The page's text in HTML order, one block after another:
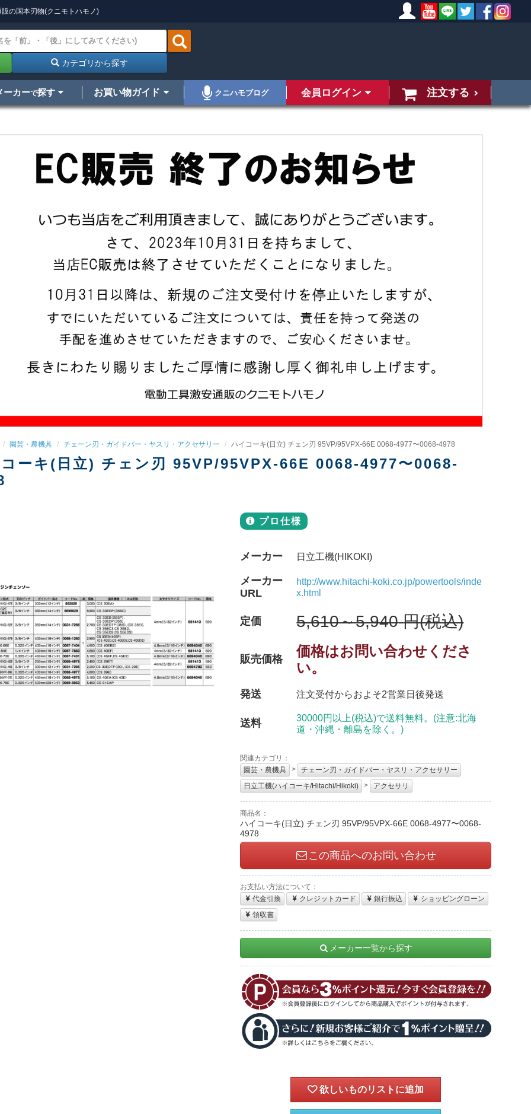
の国本刃物(クニモトハモノ)
カテゴリから探す
ーカーで探す お買い物ガイド クニハモブログ 会員ログイン 注文する
園芸・農機具 チェーン刃・ガイドバー・ヤスリ・アクセサリー ハイコーキ(日立) チェン刃 95VP/95VPX-66E 0068-4977〜0068-4978
ーキ(日立) チェン刃 95VP/95VPX-66E 0068-4977〜0068-
プロ仕様
メーカー 日立工機(HIKOKI)
メーカー
URL
http://www.hitachi-koki.co.jp/powertools/inde
x.html
定価 5,610～5,940 円(税込)
販売価格
価格はお問い合わせくださ
い。
発送 注文受付からおよそ2営業日後発送
送料
30000円以上(税込)で送料無料。(注意:北海
道・沖縄・離島を除く。)
関連カテゴリ：
園芸・農機具
>
チェーン刃・ガイドバー・ヤスリ・アクセサリー
日立工機(ハイコーキ/Hitachi/Hikoki)
> アクセサリ
商品名：
ハイコーキ(日立) チェン刃 95VP/95VPX-66E 0068-4977〜0068-
4978
この商品へのお問い合わせ
お支払い方法について：
代金引換
クレジットカード 銀行振込
ショッピングローン
領収書
メーカー一覧から探す